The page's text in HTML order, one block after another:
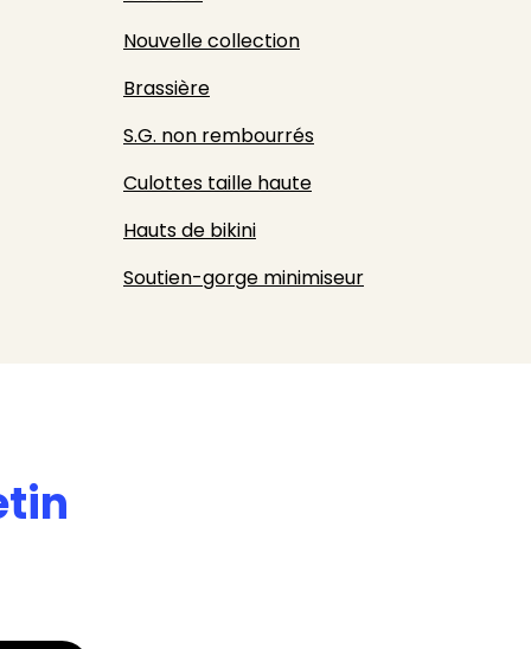
Nouvelle collection
Brassière
S.G. non rembourrés
Culottes taille haute
Hauts de bikini
Soutien-gorge minimiseur